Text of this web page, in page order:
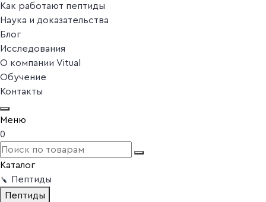
Как работают пептиды
Наука и доказательства
Блог
Исследования
О компании Vitual
Обучение
Контакты
Меню
0
Каталог
Пептиды
Пептиды